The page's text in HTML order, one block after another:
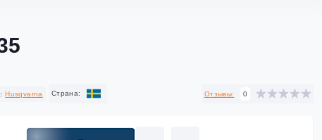
Husqvarna Cтрана: Отзывы: 0